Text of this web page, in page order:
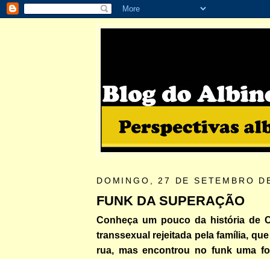
DOMINGO, 27 DE SETEMBRO
FUNK DA SUPERAÇÃO
Conheça um pouco da história de
transsexual rejeitada pela família,
rua, mas encontrou no funk uma